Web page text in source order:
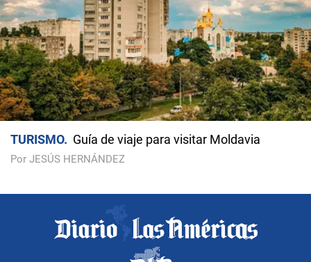
TURISMO Guía de viaje para visitar Moldavia
Por JESÚS HERNÁNDEZ